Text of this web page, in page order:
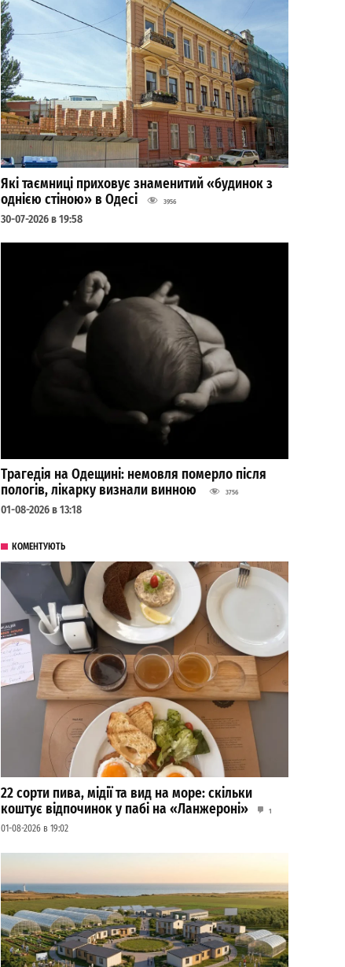
Які таємниці приховує знаменитий «будинок з
однією стіною» в Одесі
3956
30-07-2026 в 19:58
Трагедія на Одещині: немовля померло після
пологів, лікарку визнали винною
3756
01-08-2026 в 13:18
КОМЕНТУЮТЬ
22 сорти пива, мідії та вид на море: скільки
коштує відпочинок у пабі на «Ланжероні»
1
01-08-2026 в 19:02